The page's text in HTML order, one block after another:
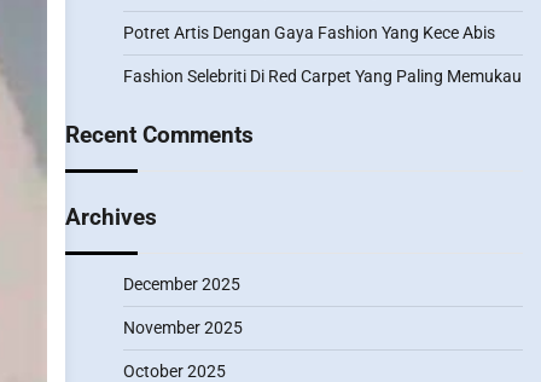
Potret Artis Dengan Gaya Fashion Yang Kece Abis
Fashion Selebriti Di Red Carpet Yang Paling Memukau
Recent Comments
Archives
December 2025
November 2025
October 2025